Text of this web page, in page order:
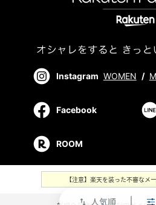
swap_vert 人気順
Instagram WOMEN /
Facebook
ROOM
【注意】楽天を装った不審なメ